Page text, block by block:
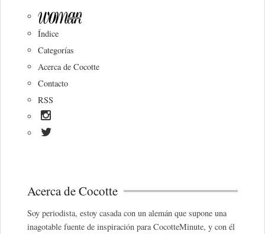
Índice
Categorías
Acerca de Cocotte
Contacto
RSS
Acerca de Cocotte
Soy periodista, estoy casada con un alemán que supone una
inagotable fuente de inspiración para CocotteMinute, y con él